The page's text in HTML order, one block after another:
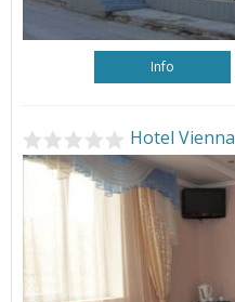
Info
Hotel Vienna